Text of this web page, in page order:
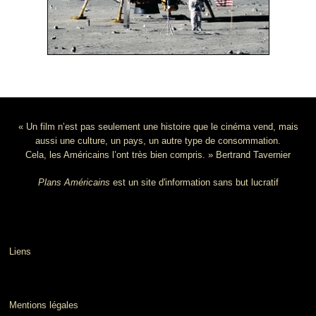
« Un film n’est pas seulement une histoire que le cinéma vend, mais
aussi une culture, un pays, un autre type de consommation.
Cela, les Américains l’ont très bien compris. » Bertrand Tavernier
Plans Américains est un site d'information sans but lucratif
Liens
Mentions légales